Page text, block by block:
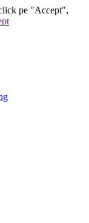
pe "Accept",